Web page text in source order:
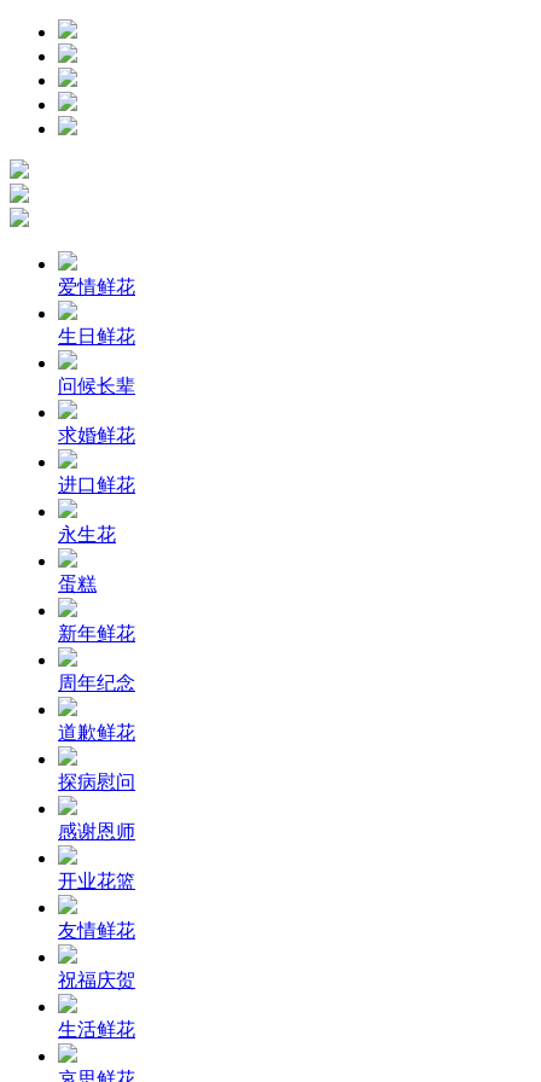
爱情鲜花
生日鲜花
问候长辈
求婚鲜花
进口鲜花
永生花
蛋糕
新年鲜花
周年纪念
道歉鲜花
探病慰问
感谢恩师
开业花篮
友情鲜花
祝福庆贺
生活鲜花